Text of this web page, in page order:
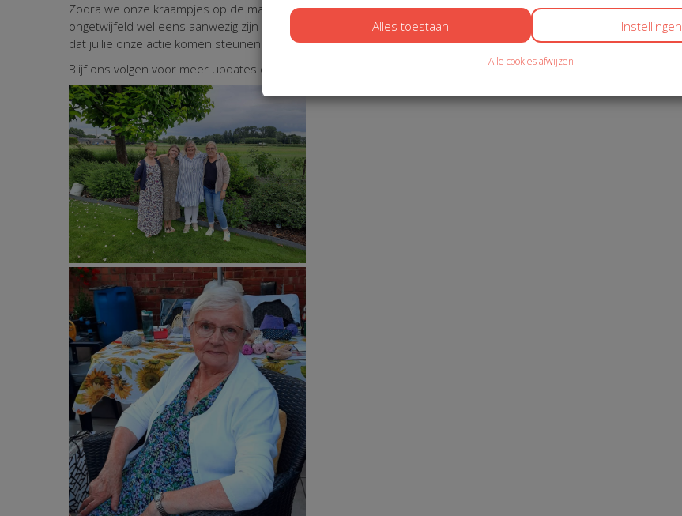
Zodra we onze kraampjes op de marktjes opzetten, zal "ons moeke" en de rest van "de Creatiefjes"
ongetwijfeld wel eens aanwezig zijn om te komen helpen. We hopen dat jullie net zo enthousiast zijn als wij en
dat jullie onze actie komen steunen.
Blijf ons volgen voor meer updates over wat De Creatiefjes in petto hebben.
Alles toestaan Instellingen
Alle cookies afwijzen